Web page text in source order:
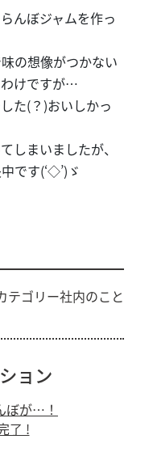
んぼジャムを作っ
の想像がつかない
けですが…
た(？)おいしかっ
しまいましたが、
です(‘◇’)ゞ
テゴリー社内のこと
ョン
ぼが…！
了 !